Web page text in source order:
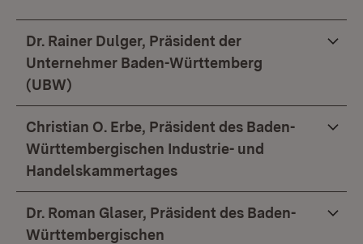
Dr. Rainer Dulger, Präsident der
Unternehmer Baden-Württemberg
(UBW)
Christian O. Erbe, Präsident des Baden-
Württembergischen Industrie- und
Handelskammertages
Dr. Roman Glaser, Präsident des Baden-
Württembergischen